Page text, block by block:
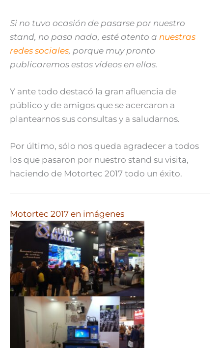
Si no tuvo ocasión de pasarse por nuestro
stand, no pasa nada, esté atento a nuestras
redes sociales, porque muy pronto
publicaremos estos vídeos en ellas.
Y ante todo destacó la gran afluencia de
público y de amigos que se acercaron a
plantearnos sus consultas y a saludarnos.
Por último, sólo nos queda agradecer a todos
los que pasaron por nuestro stand su visita,
haciendo de Motortec 2017 todo un éxito.
Motortec 2017 en imágenes